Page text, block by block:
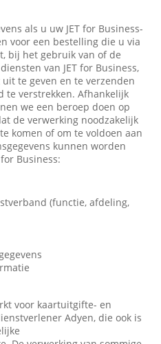
als u uw JET for Business-
voor een bestelling die u via
bij het gebruik van of de
van JET for Business,
uit te geven en te verzenden
te verstrekken. Afhankelijk
we een beroep doen op
de verwerking noodzakelijk
komen of om te voldoen aan
kunnen worden
Business:
(functie, afdeling,
voor kaartuitgifte- en
Adyen, die ook is